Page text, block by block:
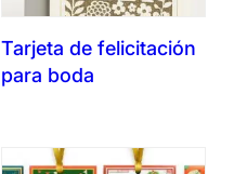
Tarjeta de felicitación
para boda